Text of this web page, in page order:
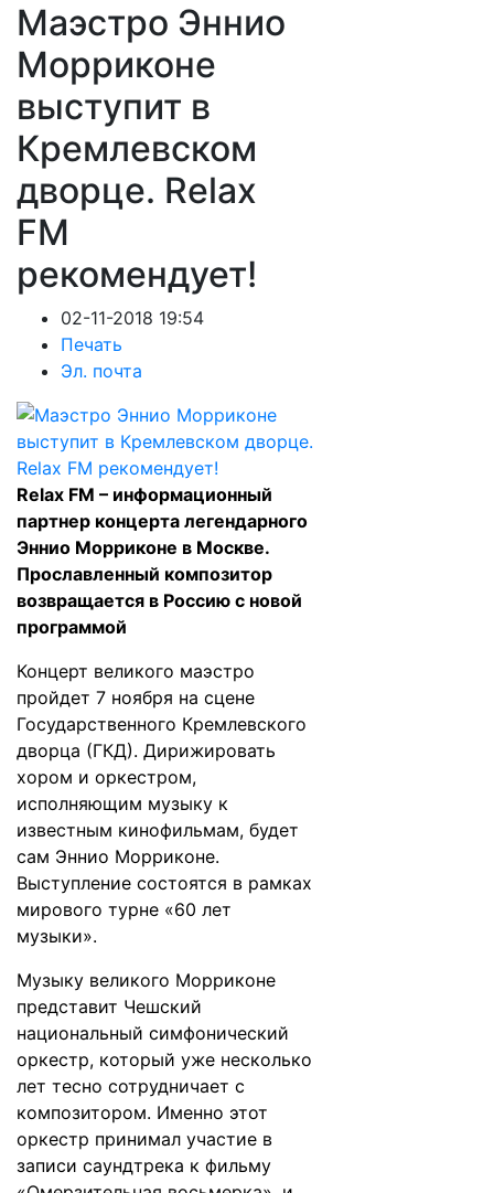
Маэстро Эннио
Морриконе
выступит в
Кремлевском
дворце. Relax
FM
рекомендует!
02-11-2018 19:54
Печать
Эл. почта
Relax FM – информационный
партнер концерта легендарного
Эннио Морриконе в Москве.
Прославленный композитор
возвращается в Россию с новой
программой
Концерт великого маэстро
пройдет 7 ноября на сцене
Государственного Кремлевского
дворца (ГКД). Дирижировать
хором и оркестром,
исполняющим музыку к
известным кинофильмам, будет
сам Эннио Морриконе.
Выступление состоятся в рамках
мирового турне «60 лет
музыки».
Музыку великого Морриконе
представит Чешский
национальный симфонический
оркестр, который уже несколько
лет тесно сотрудничает с
композитором. Именно этот
оркестр принимал участие в
записи саундтрека к фильму